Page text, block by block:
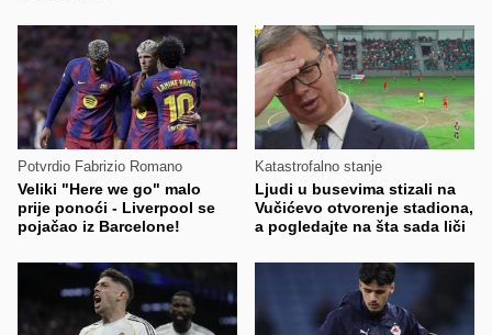
Potvrdio Fabrizio Romano
Veliki "Here we go" malo
prije ponoći - Liverpool se
pojačao iz Barcelone!
Katastrofalno stanje
Ljudi u busevima stizali na
Vučićevo otvorenje stadiona,
a pogledajte na šta sada liči